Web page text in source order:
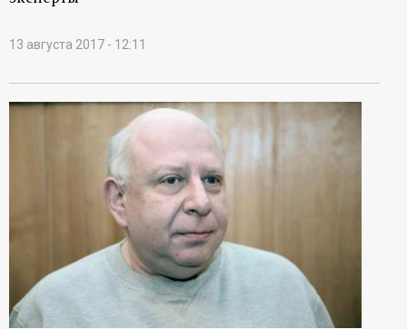
13 августа 2017 - 12:11